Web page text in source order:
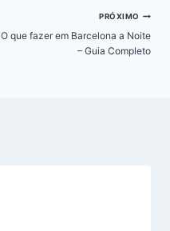
PRÓXIMO
O que fazer em Barcelona a Noite
– Guia Completo